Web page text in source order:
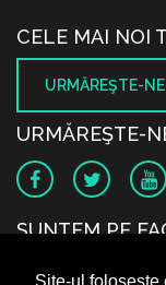
CELE MAI NOI
URMĂREŞTE-
URMĂREŞTE-
SUNTEM PE